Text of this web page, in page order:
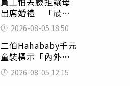
出席婚禮 「最愛
發錢老闆」震怒開
除：我看不起你
2026-08-05 18:50
二伯Hahababy千元
童裝標示「內外層
皆純棉」 SGS檢
測證明：內裡100%
2026-08-05 12:15